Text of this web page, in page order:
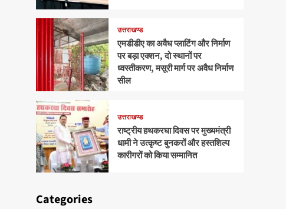
उत्तराखण्ड
एमडीडीए का अवैध प्लाटिंग और निर्माण
पर बड़ा एक्शन, दो स्थानों पर
ध्वस्तीकरण, मसूरी मार्ग पर अवैध निर्माण
सील
उत्तराखण्ड
राष्ट्रीय हथकरघा दिवस पर मुख्यमंत्री
धामी ने उत्कृष्ट बुनकरों और हस्तशिल्प
कारीगरों को किया सम्मानित
Categories